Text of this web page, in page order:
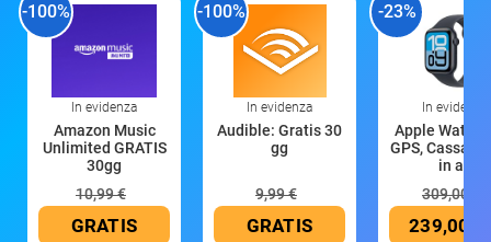
-100%
In evidenza
Amazon Music
Unlimited GRATIS
30gg
10,99 €
GRATIS
-100%
In evidenza
Audible: Gratis 30
gg
9,99 €
GRATIS
-23%
In evidenza
Apple Watch
GPS, Cassa
in all
309,00 €
239,00 €